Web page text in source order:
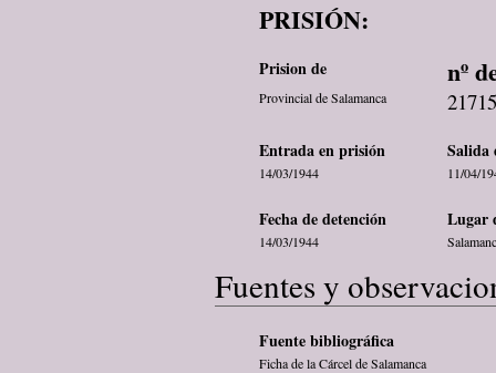
PRISIÓN:
Prision de nº
Provincial de Salamanca 21715
Entrada en prisión Salida
14/03/1944 11/04/
Fecha de detención Lugar
14/03/1944
Fuentes y
Fuente bibliográfica
Ficha de la Cárcel de Salamanca